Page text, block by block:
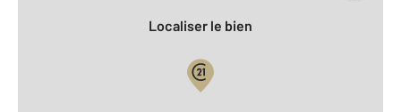
Localiser le bien